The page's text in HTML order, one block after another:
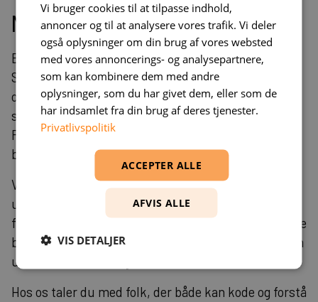
Måling af effekt
Effektmåling af React 19.2 med React Compiler
Support (Stable) og nye API'er kræver både tekniske
og forretningsmetrics. Teknisk måler du bundle-
størrelse, render-times og memory-forbrug.
Forretningsmetrisk fokuserer du på
brugerengagement og conversion-rates.
Vi kan indgå som en ekstra hånd i jeres
udviklingsteam – eller tage ansvar for hele projekter
fra idé til levering. Direkte samarbejde med udviklere
betyder, at du arbejder altid direkte sammen med en
udvikler, når du arbejder sammen med os.
Hos os taler du med folk, der både kan kode og forstå
Vi bruger cookies til at tilpasse indhold,
annoncer og til at analysere vores trafik. Vi deler
også oplysninger om din brug af vores websted
med vores annoncerings- og analysepartnere,
som kan kombinere dem med andre
oplysninger, som du har givet dem, eller som de
har indsamlet fra din brug af deres tjenester.
Privatlivspolitik
ACCEPTER ALLE
AFVIS ALLE
VIS DETALJER